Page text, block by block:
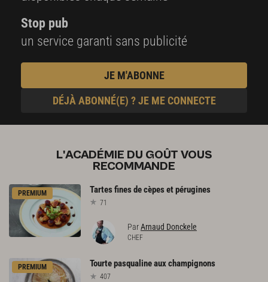
Stop pub
un service garanti sans publicité
JE M'ABONNE
DÉJÀ ABONNÉ(E) ? JE ME CONNECTE
L'ACADÉMIE DU GOÛT VOUS
RECOMMANDE
PREMIUM Tartesfinesdecèpesetpérugines
71
ParArnaud Donckele
CHEF
PREMIUM Tourtepasqualineauxchampignons
407